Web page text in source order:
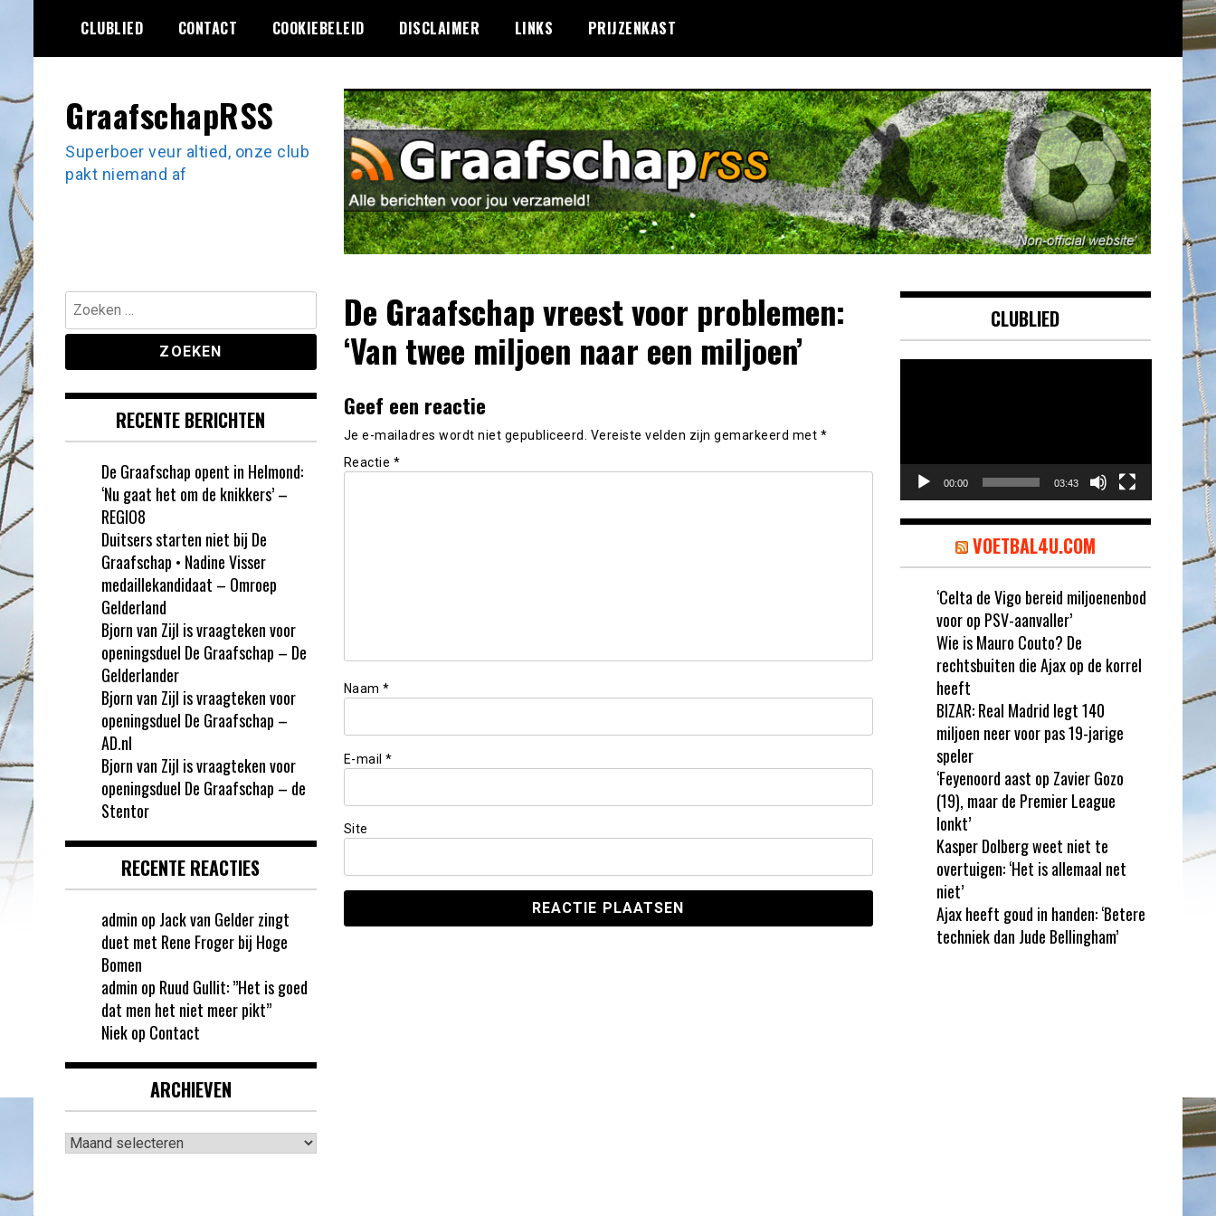
de
CLUBLIED CONTACT COOKIEBELEID DISCLAIMER LINKS PRIJZENKAST
GraafschapRSS
Superboer veur altied, onze club
pakt niemand af
De Graafschap vreest voor problemen:
‘Van twee miljoen naar een miljoen’
Geef een reactie
Je e-mailadres wordt niet gepubliceerd. Vereiste velden zijn gemarkeerd met *
Reactie *
Naam *
E-mail *
Site
Zoeken
naar:
RECENTE BERICHTEN
De Graafschap opent in Helmond:
‘Nu gaat het om de knikkers’ –
REGIO8
Duitsers starten niet bij De
Graafschap • Nadine Visser
medaillekandidaat – Omroep
Gelderland
Bjorn van Zijl is vraagteken voor
openingsduel De Graafschap – De
Gelderlander
Bjorn van Zijl is vraagteken voor
openingsduel De Graafschap –
AD.nl
Bjorn van Zijl is vraagteken voor
openingsduel De Graafschap – de
Stentor
RECENTE REACTIES
admin op Jack van Gelder zingt
duet met Rene Froger bij Hoge
Bomen
admin op Ruud Gullit: ”Het is goed
dat men het niet meer pikt”
Niekop Contact
ARCHIEVEN
Archieven
CLUBLIED
00:00 03:43
VOETBAL4U.COM
‘Celta de Vigo bereid miljoenenbod
voor op PSV-aanvaller’
Wie is Mauro Couto? De
rechtsbuiten die Ajax op de korrel
heeft
BIZAR: Real Madrid legt 140
miljoen neer voor pas 19-jarige
speler
‘Feyenoord aast op Zavier Gozo
(19), maar de Premier League
lonkt’
Kasper Dolberg weet niet te
overtuigen: ‘Het is allemaal net
niet’
Ajax heeft goud in handen: ‘Betere
techniek dan Jude Bellingham’